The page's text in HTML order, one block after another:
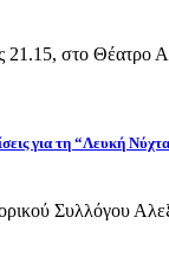
στο Θέατρο
για τη “Λευκή
Συλλόγου